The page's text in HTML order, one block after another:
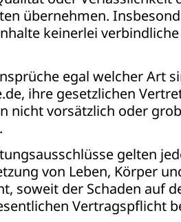
übernehmen.
keinerlei
egal welcher Art
ihre gesetzlichen
nicht vorsätzlich oder
gelten
von Leben, Körper
soweit der Schaden auf
Vertragspflicht